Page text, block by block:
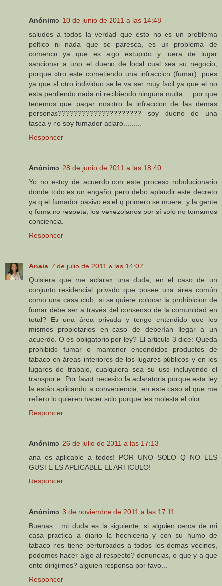
Anónimo 10 de junio de 2011 a las 14:48
saludos a todos la verdad que esto no es un problema
poltico ni nada que se paresca, es un problema de
comercio ya que es algo estupido y fuera de lugar
sancionar a uno el dueno de local cual sea su negocio,
porque otro este cometiendo una infraccion (fumar), pues
ya que al otro individuo se le va ser muy facil ya que el no
esta perdiendo nada ni recibiendo ninguna multa.... por que
tenemos que pagar nosotro la infraccion de las demas
personas????????????????????? soy dueno de una
tasca y no soy fumador aclaro.........
Responder
Anónimo 28 de junio de 2011 a las 18:40
Yo no estoy de acuerdo con este proceso robolucionario
donde todo es un engaño, pero debo aplaudir este decreto
ya q el fumador pasivo es el q primero se muere, y la gente
q fuma no respeta, los venezolanos por sí solo no tomamos
conciencia.
Responder
Anais 7 de julio de 2011 a las 14:07
Quisiera que me aclaran una duda, en el caso de un
conjunto residencial privado que posee una área común
como una casa club, si se quiere colocar la prohibicion de
fumar debe ser a través del consenso de la comunidad en
total? Es una área privada y tengo entendido que los
mismos propietarios en caso de deberían llegar a un
acuerdo. O es obligatorio por ley? El articulo 3 dice: Queda
prohibido fumar o mantener encendidos productos de
tabaco en áreas interiores de los lugares públicos y en los
lugares de trabajo, cualquiera sea su uso incluyendo el
transporte. Por favot necesito la aclaratoria porque esta ley
la están aplicando a conveniencia, en este caso al que me
refiero lo quieren hacer solo porque les molesta el olor
Responder
Anónimo 26 de julio de 2011 a las 17:13
ana es aplicable a todos! POR UNO SOLO Q NO LES
GUSTE ES APLICABLE EL ARTICULO!
Responder
Anónimo 3 de noviembre de 2011 a las 17:11
Buenas... mi duda es la siguiente, si alguien cerca de mi
casa practica a diario la hechiceria y con su humo de
tabaco nos tiene perturbados a todos los demas vecinos,
podemos hacer algo al respecto? denuncias, o que y a que
ente dirigirnos? alguien responsa por favo...
Responder